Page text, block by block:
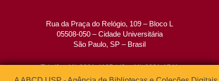
Rua da Praça do Relógio, 109 – Bloco L
05508-050 – Cidade Universitária
São Paulo, SP – Brasil
Tel: (0xx11) 3091-4195 / (0xx11) 3091-1541
Fax: (0xx11) 3091-1567